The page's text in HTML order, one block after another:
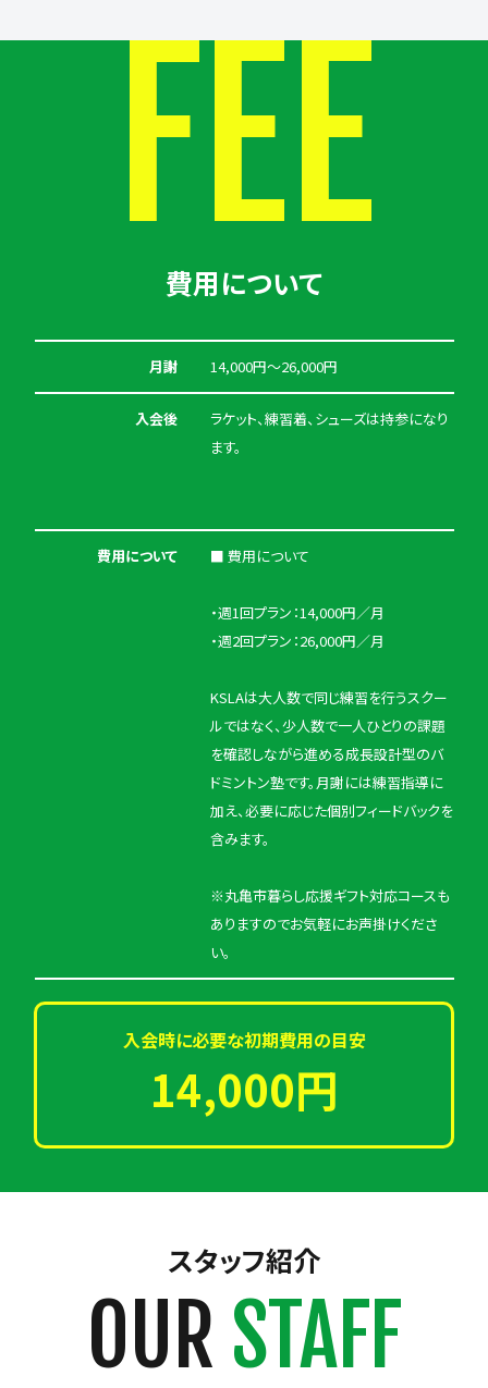
FEE
費用について
月謝 14,000円〜26,000円
入会後
ラケット、練習着、シューズは持参になり
ます。
費用について ■ 費用について
・週1回プラン：14,000円／月
・週2回プラン：26,000円／月
KSLAは大人数で同じ練習を行うスクー
ルではなく、少人数で一人ひとりの課題
を確認しながら進める成長設計型のバ
ドミントン塾です。月謝には練習指導に
加え、必要に応じた個別フィードバックを
含みます。
※丸亀市暮らし応援ギフト対応コースも
ありますのでお気軽にお声掛けくださ
い。
入会時に必要な初期費用の目安
14,000円
スタッフ紹介
OUR STAFF